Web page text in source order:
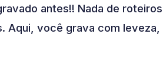
antes!! Nada de roteiros
Aqui, você grava com leveza,